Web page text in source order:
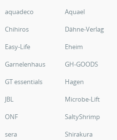
aquadeco
Aquael
Chihiros
Dähne-Verlag
Easy-Life
Eheim
Garnelenhaus
GH-GOODS
GT essentials
Hagen
JBL
Microbe-Lift
ONF
SaltyShrimp
sera
Shirakura